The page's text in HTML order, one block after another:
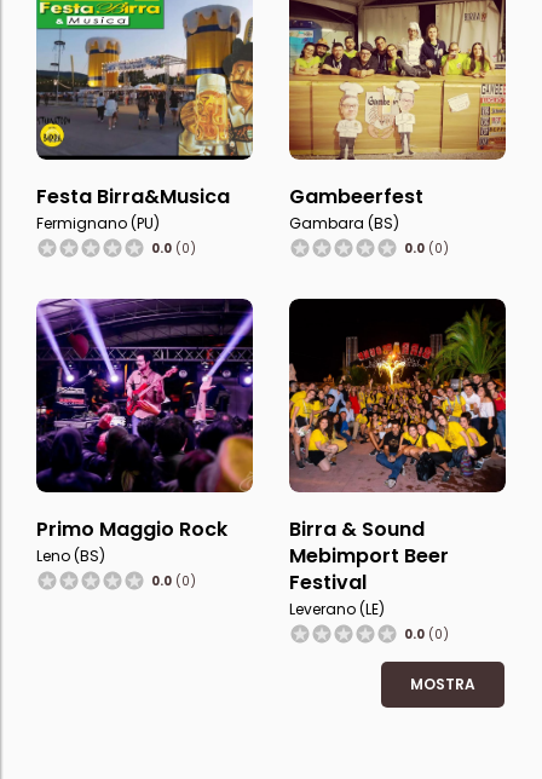
Festa Birra&Musica
Fermignano (PU)
0.0 (0)
Gambeerfest
Gambara (BS)
0.0 (0)
Primo Maggio Rock
Leno (BS)
0.0 (0)
Birra & Sound
Mebimport Beer
Festival
Leverano (LE)
0.0 (0)
MOSTRA